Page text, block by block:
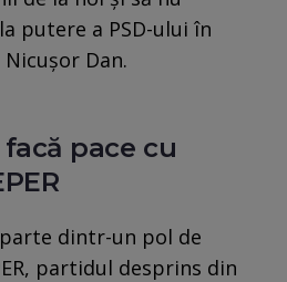
putere a PSD-ului în
Dan.
facă pace cu
dintr-un pol de
partidul desprins din